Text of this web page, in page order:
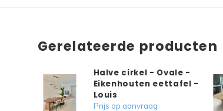
Gerelateerde producten
Halve cirkel - Ovale -
Eikenhouten eettafel -
Louis
Prijs op aanvraag